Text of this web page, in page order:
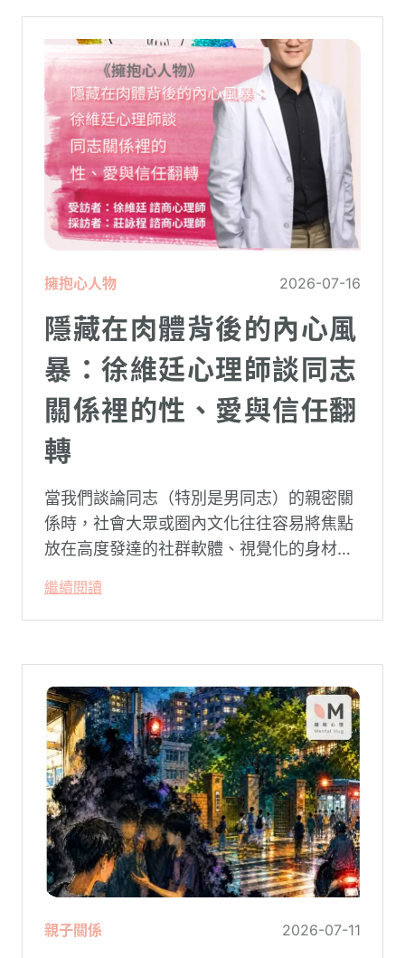
擁抱心人物 2026-07-16
隱藏在肉體背後的內心風
暴：徐維廷心理師談同志
關係裡的性、愛與信任翻
轉
當我們談論同志（特別是男同志）的親密關
係時，社會大眾或圈內文化往往容易將焦點
放在高度發達的社群軟體、視覺化的身材資
砲文化的普及度上。
繼續閱讀
親子關係 2026-07-11